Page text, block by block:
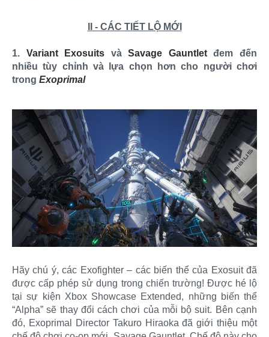
II - CÁC TIẾT LỘ MỚI
1. Variant Exosuits vàSavage Gauntletđem đến
nhiều tùy chỉnh và lựa chọn hơn cho người chơi
trong Exoprimal
Hãy chú ý, các Exofighter – các biến thể của Exosuit đã
được cấp phép sử dụng trong chiến trường! Được hé lộ
tại sự kiện Xbox Showcase Extended, những biến thể
“Alpha” sẽ thay đổi cách chơi của mỗi bộ suit. Bên cạnh
đó, Exoprimal Director Takuro Hiraoka đã giới thiệu một